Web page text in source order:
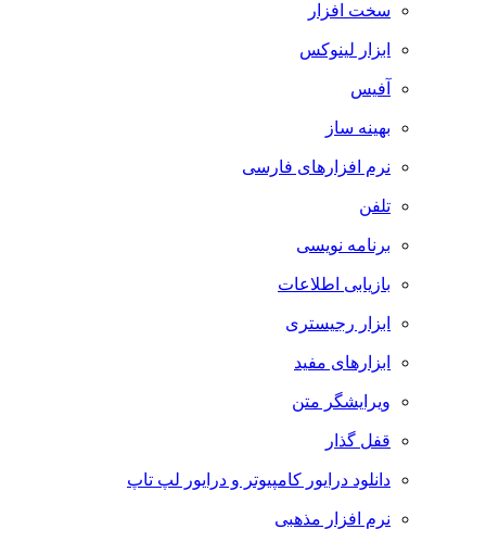
سخت افزار
ابزار لینوکس
آفیس
بهینه ساز
نرم افزارهای فارسی
تلفن
برنامه نویسی
بازیابی اطلاعات
ابزار رجیستری
ابزارهای مفید
ویرایشگر متن
قفل گذار
دانلود درایور کامپیوتر و درایور لپ تاپ
نرم افزار مذهبی